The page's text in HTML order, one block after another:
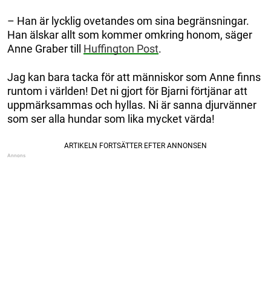
– Han är lycklig ovetandes om sina begränsningar.
Han älskar allt som kommer omkring honom, säger
Anne Graber till Huffington Post.
Jag kan bara tacka för att människor som Anne finns
runtom i världen! Det ni gjort för Bjarni förtjänar att
uppmärksammas och hyllas. Ni är sanna djurvänner
som ser alla hundar som lika mycket värda!